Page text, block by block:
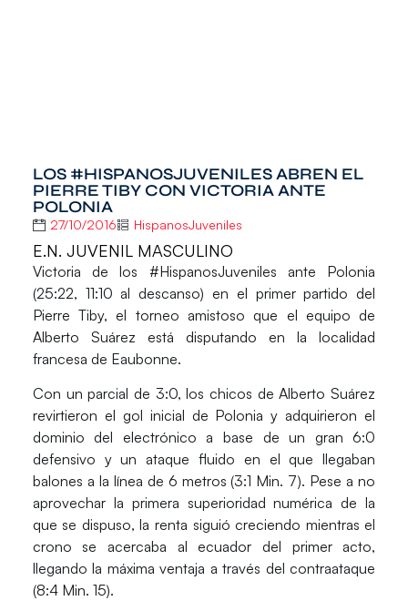
LOS #HISPANOSJUVENILES ABREN EL
PIERRE TIBY CON VICTORIA ANTE
POLONIA
27/10/2016 HispanosJuveniles
E.N. JUVENIL MASCULINO
Victoria de los #HispanosJuveniles ante Polonia
(25:22, 11:10 al descanso) en el primer partido del
Pierre Tiby, el torneo amistoso que el equipo de
Alberto Suárez está disputando en la localidad
francesa de Eaubonne.
Con un parcial de 3:0, los chicos de Alberto Suárez
revirtieron el gol inicial de Polonia y adquirieron el
dominio del electrónico a base de un gran 6:0
defensivo y un ataque fluido en el que llegaban
balones a la línea de 6 metros (3:1 Min. 7). Pese a no
aprovechar la primera superioridad numérica de la
que se dispuso, la renta siguió creciendo mientras el
crono se acercaba al ecuador del primer acto,
llegando la máxima ventaja a través del contraataque
(8:4 Min. 15).